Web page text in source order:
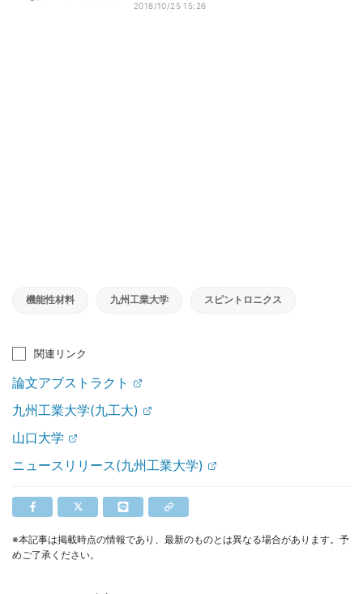
2018/10/25 15:26
機能性材料 九州工業大学 スピントロニクス
関連リンク
論文アブストラクト
九州工業大学(九工大)
山口大学
ニュースリリース(九州工業大学)
※本記事は掲載時点の情報であり、最新のものとは異なる場合があります。予
めご了承ください。